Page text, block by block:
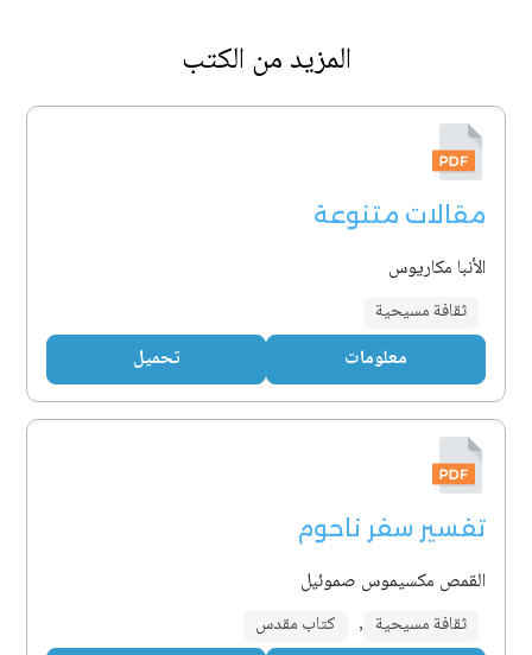
المزيد من الكتب
مقالات متنوعة
الأنبا مكاريوس
ثقافة مسيحية
معلومات تحميل
تفسير سفر ناحوم
القمص مكسيموس صموئيل
ثقافة مسيحية , كتاب مقدس